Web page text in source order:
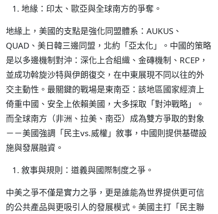
地緣：印太、歐亞與全球南方的爭奪。
地緣上，美國的支點是強化同盟體系：AUKUS、
QUAD、美日韓三邊同盟，北約「亞太化」。中國的策略
是以多邊機制對沖：深化上合組織、金磚機制、RCEP，
並成功斡旋沙特與伊朗復交，在中東展現不同以往的外
交主動性。最關鍵的戰場是東南亞：該地區國家經濟上
倚重中國、安全上依賴美國，大多採取「對沖戰略」。
而全球南方（非洲、拉美、南亞）成為雙方爭取的對象
－－美國強調「民主vs.威權」敘事，中國則提供基礎設
施與發展融資。
敘事與規則：道義與國際制度之爭。
中美之爭不僅是實力之爭，更是誰能為世界提供更可信
的公共產品與更吸引人的發展模式。美國主打「民主聯